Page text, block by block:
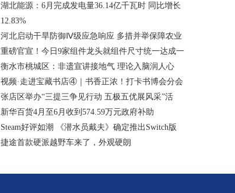
湖北能源：6月完成发电量36.14亿千瓦时 同比增长
12.83%
河北启动干旱防御Ⅳ级应急响应 多措并举保障农业
重磅官宣！今日9家组件龙头就组件尺寸统一达成一
衡水市桃城区：非遗宣讲接地气 理论入脑润人心
视频·走进宝藏书店④｜书香正浓！打卡书博会分会
张店区举办“三提三争见行动 五极五优展风采”活
新华百货4月至6月收到574.59万元政府补助
Steam好评如潮 《潜水员戴夫》确定推出Switch版
捷途首款硬派越野车来了，外观硬朗